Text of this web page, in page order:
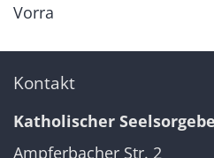
Vorra
Kontakt
Katholischer
Ampferbacher Str. 2